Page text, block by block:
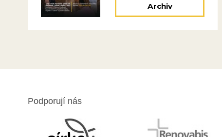
Archiv
Podporují nás